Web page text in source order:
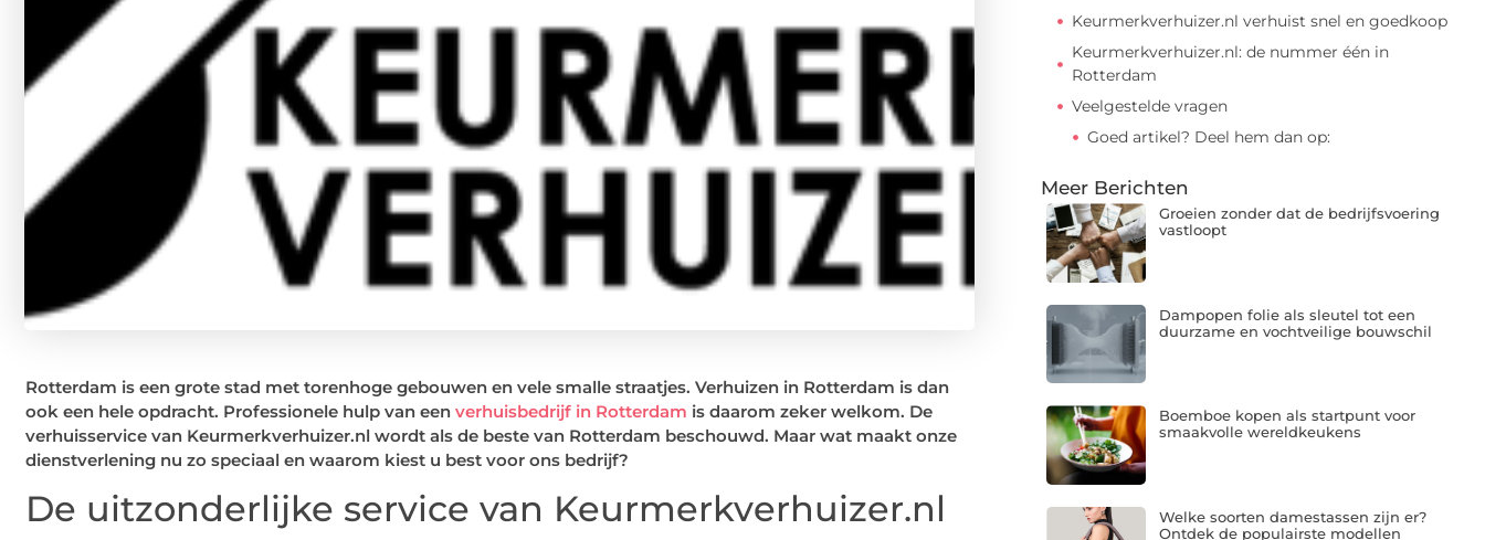
Rotterdam is een grote stad met torenhoge gebouwen en vele smalle straatjes. Verhuizen in Rotterdam is dan
ook een hele opdracht. Professionele hulp van een verhuisbedrijf in Rotterdam is daarom zeker welkom. De
verhuisservice van Keurmerkverhuizer.nl wordt als de beste van Rotterdam beschouwd. Maar wat maakt onze
dienstverlening nu zo speciaal en waarom kiest u best voor ons bedrijf?
De uitzonderlijke service van Keurmerkverhuizer.nl
Keurmerkverhuizer.nl verhuist snel en goedkoop
Keurmerkverhuizer.nl: de nummer één in
Rotterdam
Veelgestelde vragen
Goed artikel? Deel hem dan op:
Meer Berichten
Groeien zonder dat de bedrijfsvoering
vastloopt
Dampopen folie als sleutel tot een
duurzame en vochtveilige bouwschil
Boemboe kopen als startpunt voor
smaakvolle wereldkeukens
Welke soorten damestassen zijn er?
Ontdek de populairste modellen